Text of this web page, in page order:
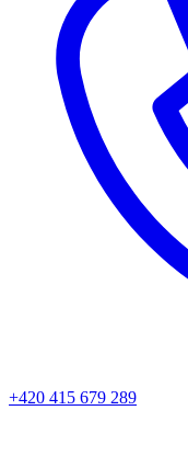
+420 415 679 289